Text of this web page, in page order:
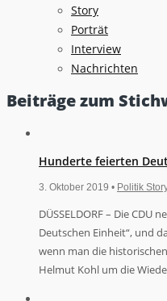
Story
Porträt
Interview
Nachrichten
Beiträge zum
Hunderte feierten
3. Oktober 2019 • Politik Story
DÜSSELDORF – Die CDU
Deutschen Einheit“, und
wenn man die
Helmut Kohl um die